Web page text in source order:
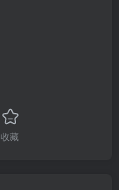
收藏